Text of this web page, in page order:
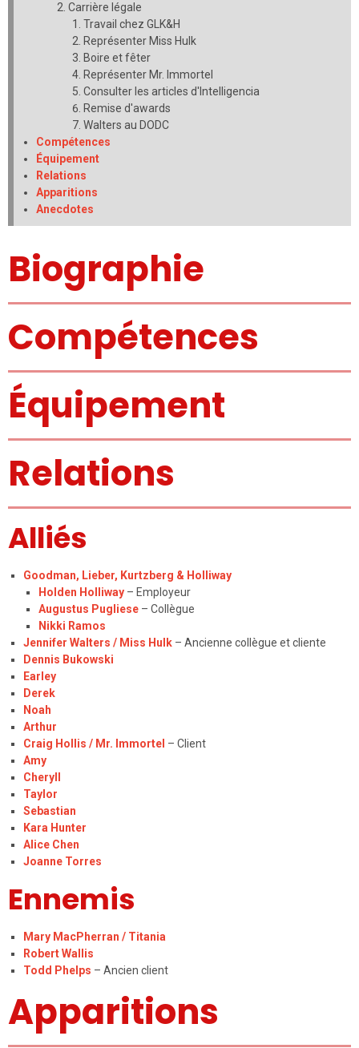
Carrière légale
Travail chez GLK&H
Représenter Miss Hulk
Boire et fêter
Représenter Mr. Immortel
Consulter les articles d'Intelligencia
Remise d'awards
Walters au DODC
Compétences
Équipement
Relations
Apparitions
Anecdotes
Biographie
Compétences
Équipement
Relations
Alliés
Goodman, Lieber, Kurtzberg & Holliway
Holden Holliway – Employeur
Augustus Pugliese – Collègue
Nikki Ramos
Jennifer Walters / Miss Hulk – Ancienne collègue et cliente
Dennis Bukowski
Earley
Derek
Noah
Arthur
Craig Hollis / Mr. Immortel – Client
Amy
Cheryll
Taylor
Sebastian
Kara Hunter
Alice Chen
Joanne Torres
Ennemis
Mary MacPherran / Titania
Robert Wallis
Todd Phelps – Ancien client
Apparitions